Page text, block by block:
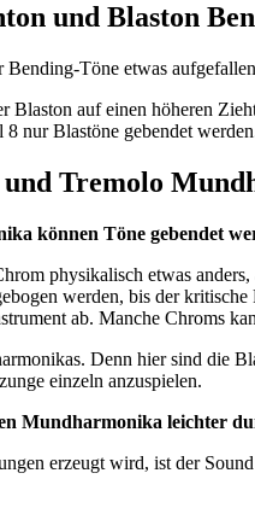
und Blaston
Töne etwas
auf einen höheren
nur Blastöne gebendet
Tremolo
können Töne gebendet
physikalisch etwas
werden, bis der
ab. Manche Chroms
Denn hier sind die
einzeln anzuspielen.
Mundharmonika leichter
erzeugt wird, ist der